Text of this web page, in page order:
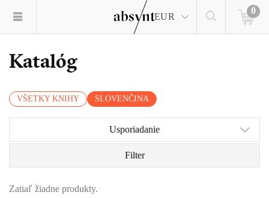
EUR
0
Katalóg
VŠETKY KNIHY SLOVENČINA
Usporiadanie
Filter
Zatiaľ žiadne produkty.